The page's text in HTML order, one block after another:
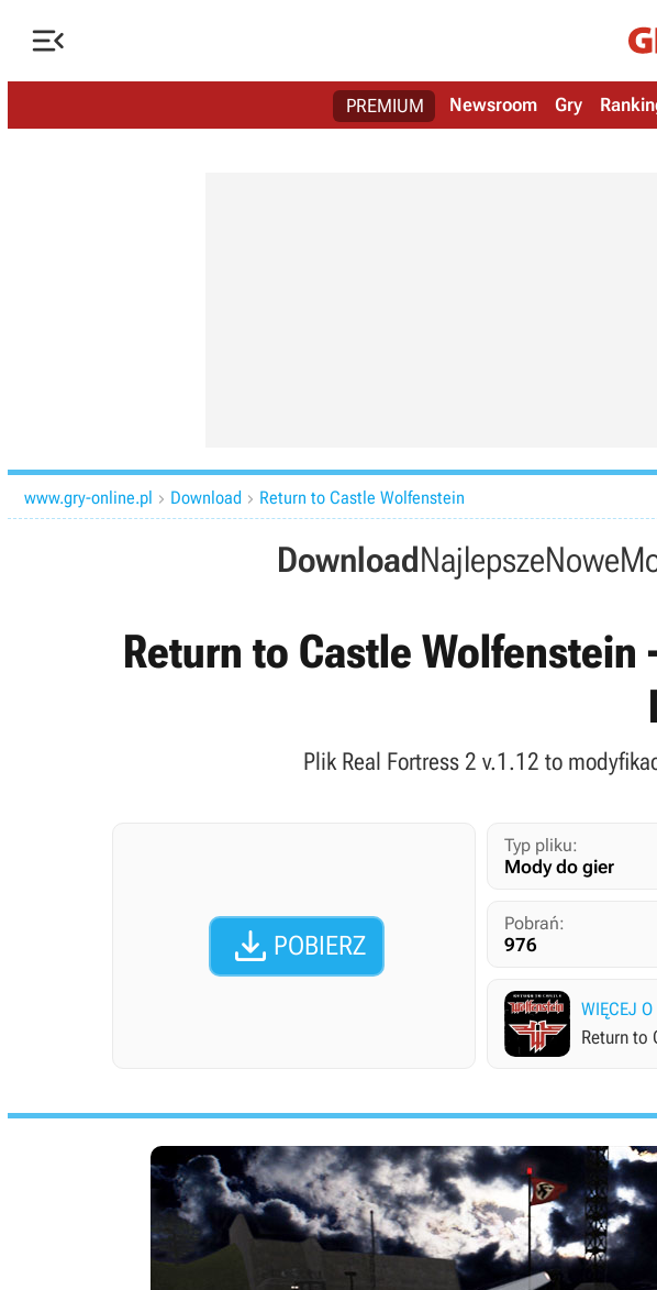

PREMIUM Newsroom Gry
www.gry-online.pl  Download  Return to Castle Wolfenstein
DownloadNajlepszeNowe
Return to Castle Wolfenstein
Plik Real Fortress 2 v.1.12 to
 POBIERZ
Typ pliku:
Mody do gier
Pobrań:
976
WIĘCEJ O
Return to